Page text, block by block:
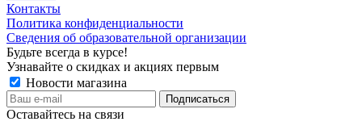
Контакты
Политика конфиденциальности
Сведения об образовательной организации
Будьте всегда в курсе!
Узнавайте о скидках и акциях первым
Новости магазина
Оставайтесь на связи